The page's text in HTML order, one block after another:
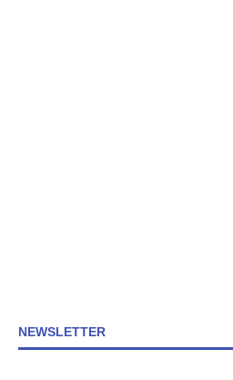
NEWSLETTER